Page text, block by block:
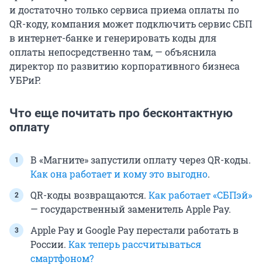
и достаточно только сервиса приема оплаты по
QR-коду, компания может подключить сервис СБП
в интернет-банке и генерировать коды для
оплаты непосредственно там, — объяснила
директор по развитию корпоративного бизнеса
УБРиР.
Что еще почитать про бесконтактную
оплату
В «Магните» запустили оплату через QR-коды.
Как она работает и кому это выгодно.
QR-коды возвращаются. Как работает «СБПэй»
— государственный заменитель Apple Pay.
Apple Pay и Google Pay перестали работать в
России. Как теперь рассчитываться
смартфоном?